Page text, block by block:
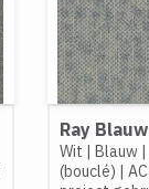
Ray
Wit | Blauw|
(bouclé) |